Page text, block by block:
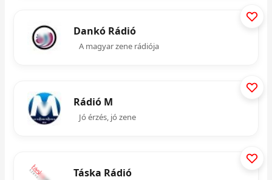
Dankó Rádió
A magyar zene rádiója
Rádió M
Jó érzés, jó zene
Táska Rádió